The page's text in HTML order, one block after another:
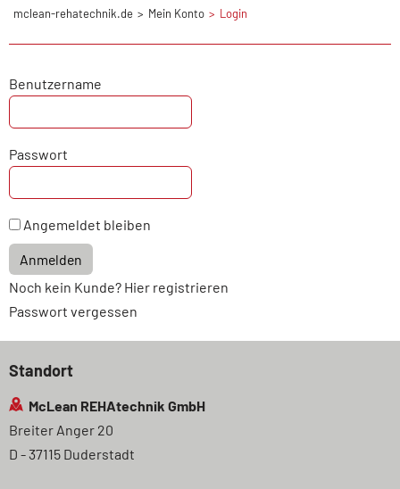
mclean-rehatechnik.de Mein Konto Login
Benutzername
Passwort
Angemeldet bleiben
Anmelden
Noch kein Kunde? Hier registrieren
Passwort vergessen
Standort
McLean REHAtechnik GmbH
Breiter Anger 20
D - 37115 Duderstadt